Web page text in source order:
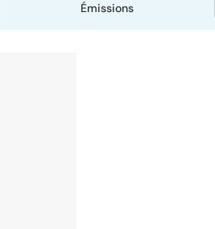
Émissions